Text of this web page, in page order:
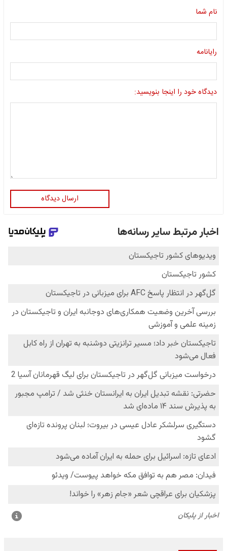
نام شما
رایانامه
دیدگاه خود را اینجا بنویسید:
ارسال دیدگاه